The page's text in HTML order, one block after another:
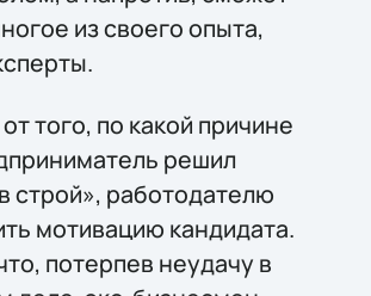
из своего опыта,
того, по какой причине
решил
строй», работодателю
мотивацию кандидата.
потерпев неудачу в